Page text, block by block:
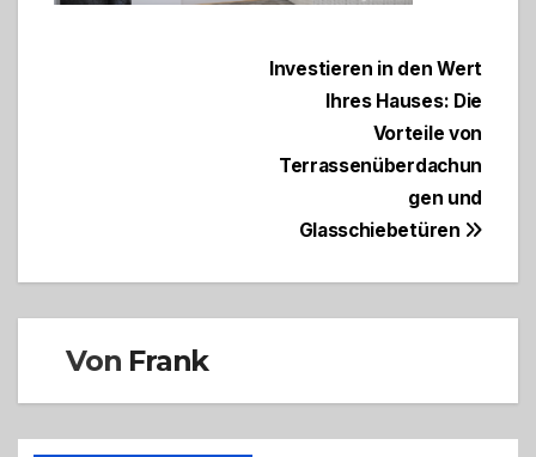
Beitragsnavigation
Investieren in den Wert
Ihres Hauses: Die
Vorteile von
Terrassenüberdachun
gen und
Glasschiebetüren
Von Frank